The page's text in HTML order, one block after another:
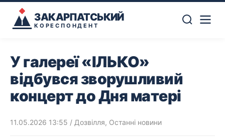
ЗАКАРПАТСЬКИЙ
КОРЕСПОНДЕНТ
У галереї «ІЛЬКО»
відбувся зворушливий
концерт до Дня матері
11.05.2026 13:55 / Дозвілля, Останні новини